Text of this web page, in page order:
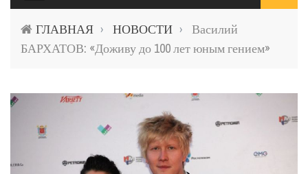
ГЛАВНАЯ › НОВОСТИ ›
Василий
БАРХАТОВ: «Доживу до 100 лет юным гением»